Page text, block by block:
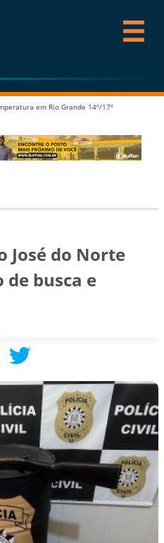
em Rio Grande 14º/17º
José do Norte
busca e